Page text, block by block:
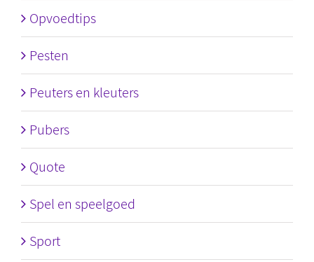
Opvoedtips
Pesten
Peuters en kleuters
Pubers
Quote
Spel en speelgoed
Sport